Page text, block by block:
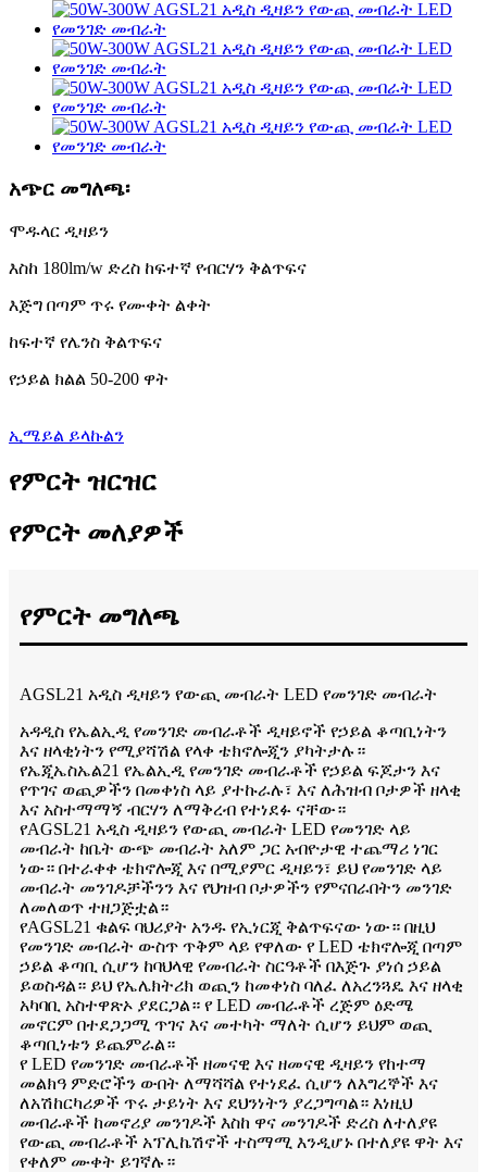
አጭር መግለጫ፡
ሞዱላር ዲዛይን
እስከ 180lm/w ድረስ ከፍተኛ የብርሃን ቅልጥፍና
እጅግ በጣም ጥሩ የሙቀት ልቀት
ከፍተኛ የሌንስ ቅልጥፍና
የኃይል ክልል 50-200 ዋት
ኢሜይል ይላኩልን
የምርት ዝርዝር
የምርት መለያዎች
የምርት መግለጫ
AGSL21 አዲስ ዲዛይን የውጪ መብራት LED የመንገድ መብራት
አዳዲስ የኤልኢዲ የመንገድ መብራቶች ዲዛይኖች የኃይል ቆጣቢነትን
እና ዘላቂነትን የሚያሻሽል የላቀ ቴክኖሎጂን ያካትታሉ።
የኤጂኤስኤል21 የኤልኢዲ የመንገድ መብራቶች የኃይል ፍጆታን እና
የጥገና ወጪዎችን በመቀነስ ላይ ያተኩራሉ፣ እና ለሕዝብ ቦታዎች ዘላቂ
እና አስተማማኝ ብርሃን ለማቅረብ የተነደፉ ናቸው።
የAGSL21 አዲስ ዲዛይን የውጪ መብራት LED የመንገድ ላይ
መብራት ከቤት ውጭ መብራት አለም ጋር አብዮታዊ ተጨማሪ ነገር
ነው። በተራቀቀ ቴክኖሎጂ እና በሚያምር ዲዛይን፣ ይህ የመንገድ ላይ
መብራት መንገዶቻችንን እና የህዝብ ቦታዎችን የምናበራበትን መንገድ
ለመለወጥ ተዘጋጅቷል።
የAGSL21 ቁልፍ ባህሪያት አንዱ የኢነርጂ ቅልጥፍናው ነው። በዚህ
የመንገድ መብራት ውስጥ ጥቅም ላይ የዋለው የ LED ቴክኖሎጂ በጣም
ኃይል ቆጣቢ ሲሆን ከባህላዊ የመብራት ስርዓቶች በእጅጉ ያነሰ ኃይል
ይወስዳል። ይህ የኤሌክትሪክ ወጪን ከመቀነስ ባለፈ ለአረንጓዴ እና ዘላቂ
አካባቢ አስተዋጽኦ ያደርጋል። የ LED መብራቶች ረጅም ዕድሜ
መኖርም በተደጋጋሚ ጥገና እና መተካት ማለት ሲሆን ይህም ወጪ
ቆጣቢነቱን ይጨምራል።
የ LED የመንገድ መብራቶች ዘመናዊ እና ዘመናዊ ዲዛይን የከተማ
መልክዓ ምድሮችን ውበት ለማሻሻል የተነደፈ ሲሆን ለእግረኞች እና
ለአሽከርካሪዎች ጥሩ ታይነት እና ደህንነትን ያረጋግጣል። እነዚህ
መብራቶች ከመኖሪያ መንገዶች እስከ ዋና መንገዶች ድረስ ለተለያዩ
የውጪ መብራቶች አፕሊኬሽኖች ተስማሚ እንዲሆኑ በተለያዩ ዋት እና
የቀለም ሙቀት ይገኛሉ።